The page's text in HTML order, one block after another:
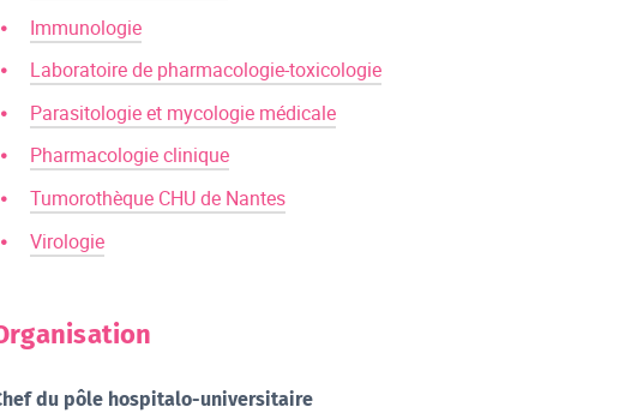
Immunologie
Laboratoire de pharmacologie-toxicologie
Parasitologie et mycologie médicale
Pharmacologie clinique
Tumorothèque CHU de Nantes
Virologie
du pôle hospitalo-universitaire